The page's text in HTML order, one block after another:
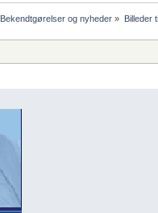
Bekendtgørelser og nyheder » Billeder